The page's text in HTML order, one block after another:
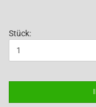
Stück: